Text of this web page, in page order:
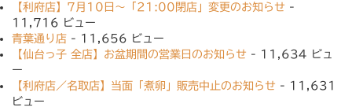
【利府店】7月10日〜「21:00閉店」変更のお知らせ -
11,716 ビュー
青葉通り店 - 11,656 ビュー
【仙台っ子 全店】お盆期間の営業日のお知らせ - 11,634 ビュ
ー
【利府店／名取店】当面「煮卵」販売中止のお知らせ - 11,631
ビュー